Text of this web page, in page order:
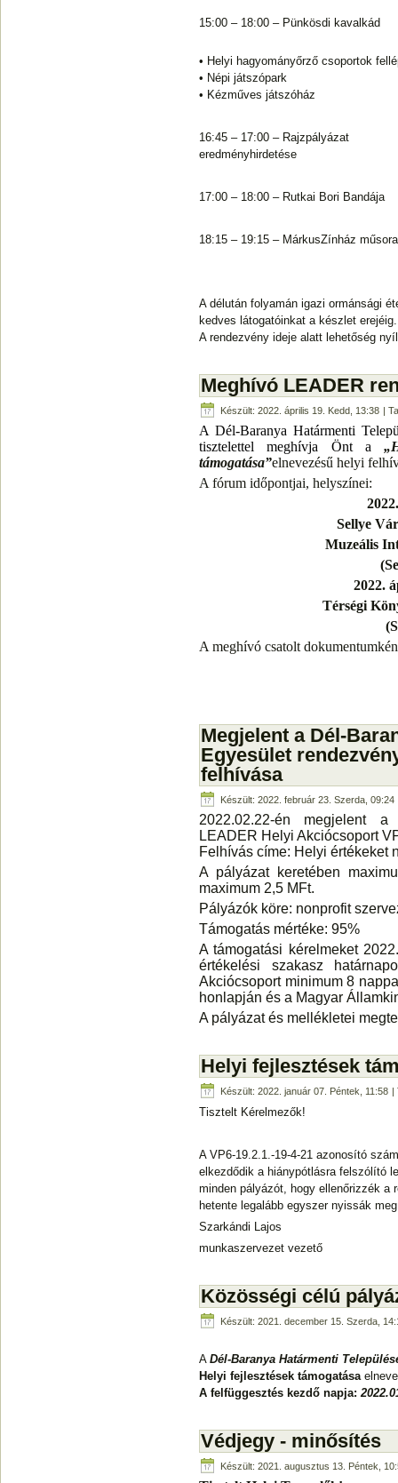
15:00 – 18:00 – Pünkösdi kavalkád
• Helyi hagyományőrző csoportok
• Népi játszópark
• Kézműves játszóház
16:45 – 17:00 – Rajzpályázat
eredményhirdetése
17:00 – 18:00 – Rutkai Bori Bandája
18:15 – 19:15 – MárkusZínház műsora
A délután folyamán igazi ormánsági
kedves látogatóinkat a készlet erejéig.
A rendezvény ideje alatt lehetőség
Meghívó LEADER
Készült: 2022. április 19. Kedd, 13:38 |
A Dél-Baranya Határmenti
tisztelettel meghívja Önta „
támogatása”elnevezésű helyi
A fórum időpontjai, helyszínei:
Sellye
Muzeális
2022.
Térségi
A meghívó csatolt
Megjelent a Dél-
Egyesület
felhívása
Készült: 2022. február 23. Szerda, 09:24
2022.02.22-én megjelent
LEADER Helyi Akciócsoport
Felhívás címe: Helyi értékeket
A pályázat keretében
maximum 2,5 MFt.
Pályázók köre: nonprofit
Támogatás mértéke: 95%
A támogatási kérelmeket
értékelési szakasz
Akciócsoport minimum 8
honlapján és a Magyar
A pályázat és mellékletei
Helyi fejlesztések
Készült: 2022. január 07. Péntek, 11:58 |
Tisztelt Kérelmezők!
A VP6-19.2.1.-19-4-21 azonosító
elkezdődik a hiánypótlásra felszólító
minden pályázót, hogy ellenőrizzék a
hetente legalább egyszer nyissák
Szarkándi Lajos
munkaszervezet vezető
Közösségi célú
Készült: 2021. december 15. Szerda,
A Dél-Baranya Határmenti
Helyi fejlesztések támogatása
A felfüggesztés kezdő napja:
Védjegy - minősítés
Készült: 2021. augusztus 13. Péntek,